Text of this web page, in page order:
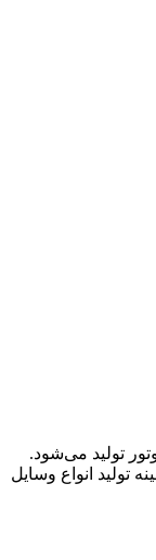
تولید می‌شود.
انواع وسایل